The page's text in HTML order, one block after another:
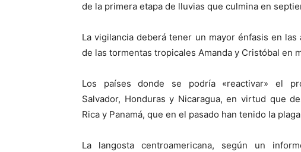
de la primera etapa de lluvias que culmina en
La vigilancia deberá tener un mayor énfasis en
de las tormentas tropicales Amanda y Cristóbal en
Los países donde se podría «reactivar» el
Salvador, Honduras y Nicaragua, en virtud que
Rica y Panamá, que en el pasado han tenido la
La langosta centroamericana, según un